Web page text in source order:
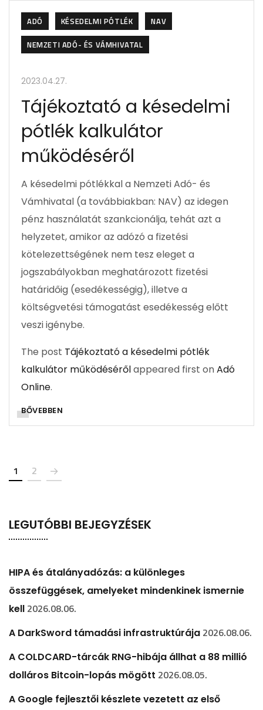
ADÓ KÉSEDELMI PÓTLÉK
NAV
NEMZETI ADÓ- ÉS VÁMHIVATAL
2023.04.27.
Tájékoztató a késedelmi
pótlék kalkulátor
működéséről
A késedelmi pótlékkal a Nemzeti Adó- és
Vámhivatal (a továbbiakban: NAV) az idegen
pénz használatát szankcionálja, tehát azt a
helyzetet, amikor az adózó a fizetési
kötelezettségének nem tesz eleget a
jogszabályokban meghatározott fizetési
határidőig (esedékességig), illetve a
költségvetési támogatást esedékesség előtt
veszi igénybe.
The post Tájékoztató a késedelmi pótlék
kalkulátor működésérőlappeared first onAdó
Online.
BŐVEBBEN
1 2
LEGUTÓBBI BEJEGYZÉSEK
HIPA és átalányadózás: a különleges
összefüggések, amelyeket mindenkinek ismernie
kell 2026.08.06.
A DarkSword támadási infrastruktúrája 2026.08.06.
A COLDCARD-tárcák RNG-hibája állhat a 88 millió
dolláros Bitcoin-lopás mögött 2026.08.05.
A Google fejlesztői készlete vezetett az első